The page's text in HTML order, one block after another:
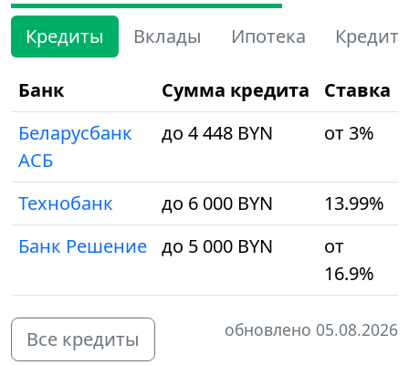
Кредиты Вклады Ипотека
Банк Сумма кредита
Ставка
Беларусбанк
АСБ
до 4 448 BYN от 3%
Технобанк до 6 000 BYN
13.99%
Банк Решение до 5 000 BYN
от
16.9%
Все кредиты обновлено 05.08.2026